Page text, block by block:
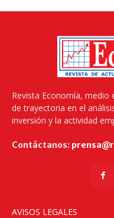
Revista Economía, medio
de trayectoria en el
inversión y la actividad
Contáctanos:
AVISOS LEGALES